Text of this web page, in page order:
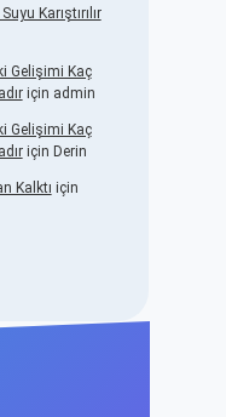
Karıştırılır
Gelişimi Kaç
için admin
Gelişimi Kaç
için Derin
Kalktı için